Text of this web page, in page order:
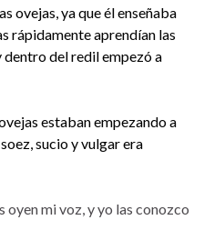
ovejas, ya que él enseñaba
rápidamente aprendían las
dentro del redil empezó a
estaban empezando a
sucio y vulgar era
oyen mi voz, y yo las conozco